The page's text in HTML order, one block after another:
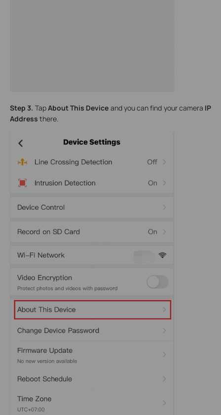
Step 3. TapAbout This Device and you can find your camera IP
Address there.